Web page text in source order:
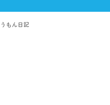
もん日記